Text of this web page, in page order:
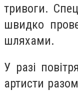
тривоги.
швидко
шляхами.
У разі
артисти